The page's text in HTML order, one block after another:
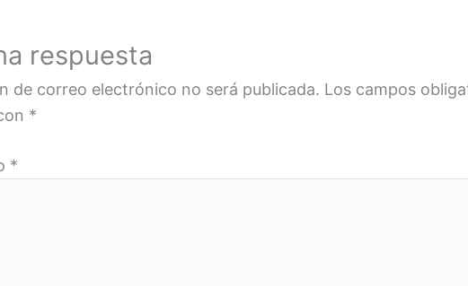
respuesta
de correo electrónico no será publicada. Los campos
*
*